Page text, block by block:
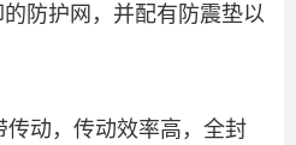
护网，并配有防震垫以
动，传动效率高，全封